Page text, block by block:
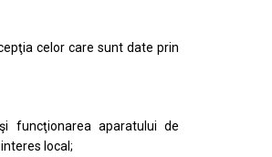
celor care sunt date prin
funcţionarea aparatului de
local;